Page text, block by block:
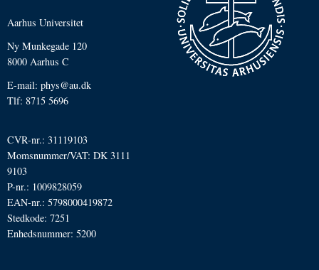
Aarhus Universitet
Ny Munkegade 120
8000 Aarhus C
E-mail: phys@au.dk
Tlf: 8715 5696
CVR-nr.: 31119103
Momsnummer/VAT: DK 3111
9103
P-nr.: 1009828059
EAN-nr.: 5798000419872
Stedkode: 7251
Enhedsnummer: 5200